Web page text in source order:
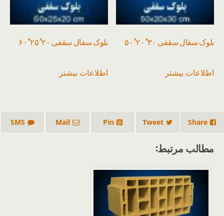
بلوک سفال سقفی ۳۰*۲۰*۵۰
اطلاعات بیشتر
بلوک سفال سقفی ۲۰*۲۵*۶۰
اطلاعات بیشتر
Share
Tweet
Pin
Mail
SMS
مطالب مرتبط: